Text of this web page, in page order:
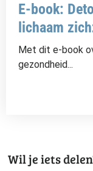
E-book:
lichaam
Met dit e-book
gezondheid...
Wil je iets